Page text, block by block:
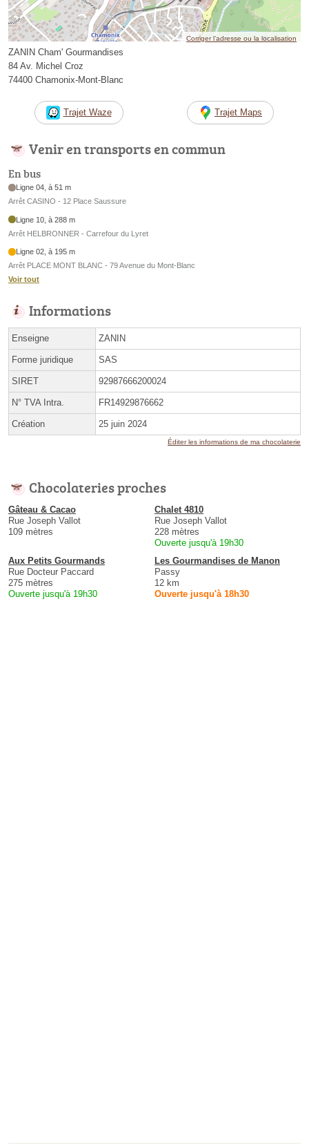
Corriger l’adresse ou la localisation
ZANIN Cham' Gourmandises
84 Av. Michel Croz
74400 Chamonix-Mont-Blanc
Trajet Waze Trajet Maps
Venir en transports en commun
En bus
Ligne 04, à 51 m
Arrêt CASINO - 12 Place Saussure
Ligne 10, à 288 m
Arrêt HELBRONNER - Carrefour du Lyret
Ligne 02, à 195 m
Arrêt PLACE MONT BLANC - 79 Avenue du Mont-Blanc
Voir tout
Informations
Enseigne ZANIN
Forme juridique SAS
SIRET 92987666200024
N° TVA Intra. FR14929876662
Création 25 juin 2024
Éditer les informations de ma chocolaterie
Chocolateries proches
Gâteau & Cacao
Rue Joseph Vallot
109 mètres
Chalet 4810
Rue Joseph Vallot
228 mètres
Ouverte jusqu'à 19h30
Aux Petits Gourmands
Rue Docteur Paccard
275 mètres
Ouverte jusqu'à 19h30
Les Gourmandises de Manon
Passy
12 km
Ouverte jusqu'à 18h30